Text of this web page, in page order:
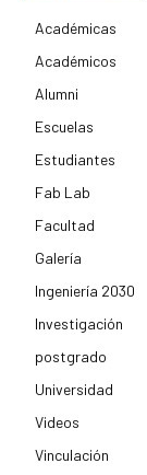
Académicas
Académicos
Alumni
Escuelas
Estudiantes
Fab Lab
Facultad
Galería
Ingeniería 2030
Investigación
postgrado
Universidad
Videos
Vinculación